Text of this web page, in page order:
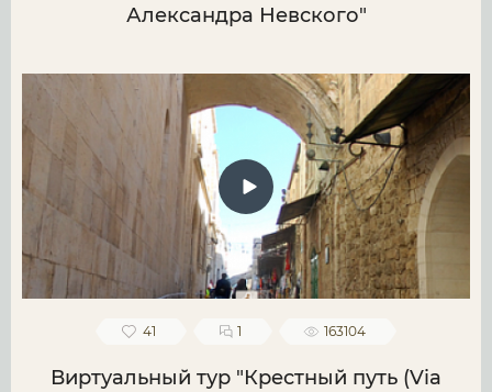
Александра Невского"
41 1 163104
Виртуальный тур "Крестный путь (Via